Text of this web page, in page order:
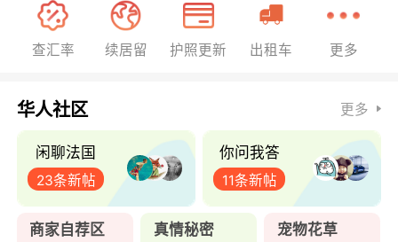
查汇率 续居留 护照更新 出租车 更多
华人社区 更多
闲聊法国
23条新帖
你问我答
11条新帖
商家自荐区 真情秘密 宠物花草